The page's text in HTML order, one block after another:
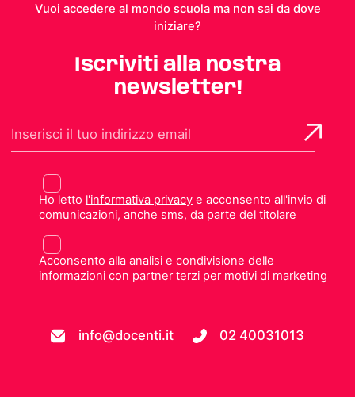
Vuoi accedere al mondo scuola ma non sai da dove
iniziare?
Iscriviti alla nostra
newsletter!
Ho letto l'informativa privacye acconsento all'invio di
comunicazioni, anche sms, da parte del titolare
Acconsento alla analisi e condivisione delle
informazioni con partner terzi per motivi di marketing
info@docenti.it 02 40031013